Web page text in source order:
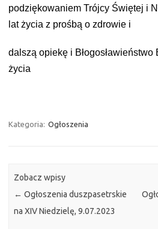
podziękowaniem Trójcy Świętej i
lat życia z prośbą o zdrowie i
dalszą opiekę i Błogosławieństwo
życia
Kategoria: Ogłoszenia
Zobacz wpisy
← Ogłoszenia duszpasetrskie
na XIV Niedzielę, 9.07.2023